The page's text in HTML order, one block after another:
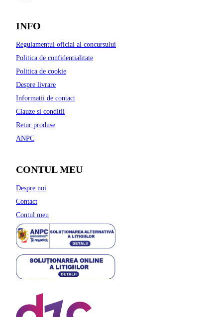
INFO
Regulamentul oficial al concursului
Politica de confidentialitate
Politica de cookie
Despre livrare
Informatii de contact
Clauze si conditii
Retur produse
ANPC
CONTUL MEU
Despre noi
Contact
Contul meu